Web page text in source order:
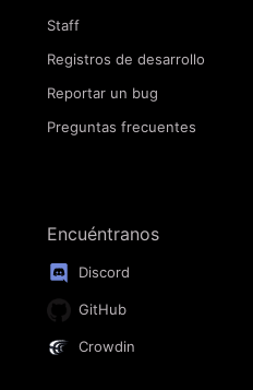
Staff
Registros de desarrollo
Reportar un bug
Preguntas frecuentes
Encuéntranos
Discord
GitHub
Crowdin